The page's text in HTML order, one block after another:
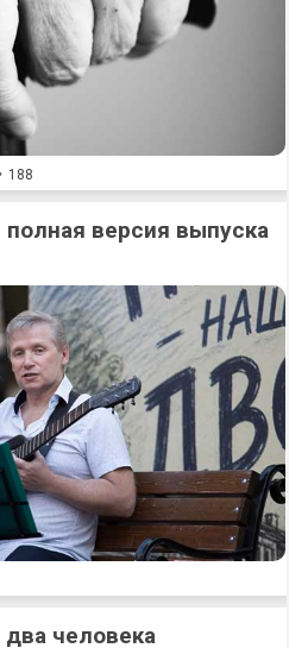
188
версия выпуска
человека